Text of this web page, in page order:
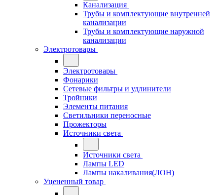
Канализация
Трубы и комплектующие внутренней
канализации
Трубы и комплектующие наружной
канализации
Электротовары
Электротовары
Фонарики
Сетевые фильтры и удлинители
Тройники
Элементы питания
Светильники переносные
Прожекторы
Источники света
Источники света
Лампы LED
Лампы накаливания(ЛОН)
Уцененный товар